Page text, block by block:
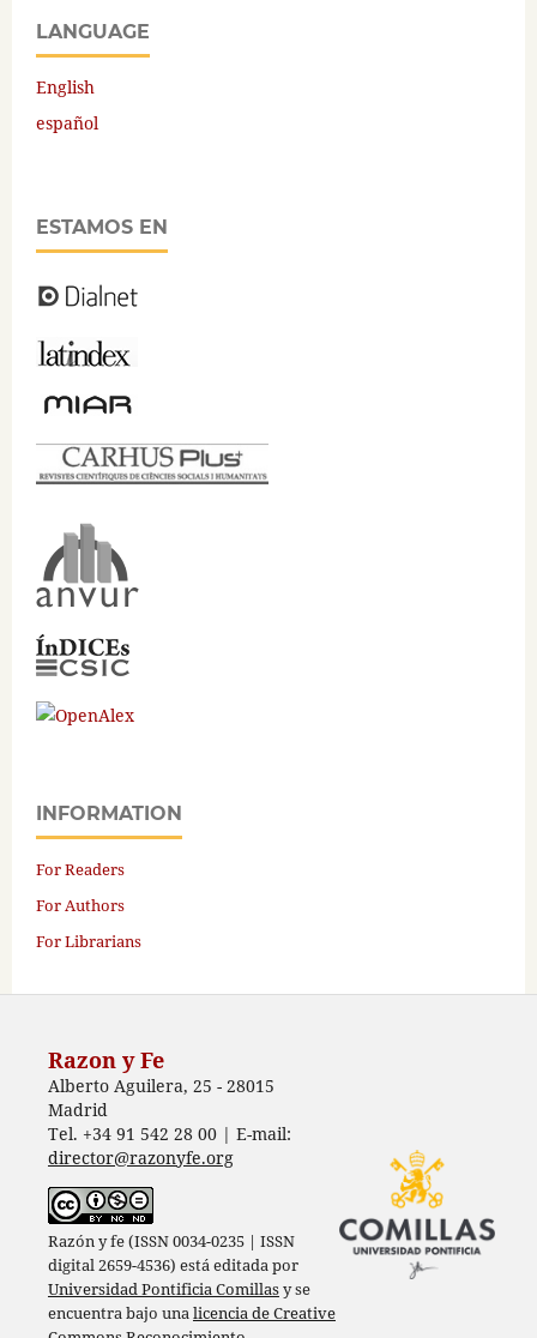
LANGUAGE
English
español
ESTAMOS EN
INFORMATION
For Readers
For Authors
For Librarians
Razon y Fe
Alberto Aguilera, 25 - 28015
Madrid
Tel. +34 91 542 28 00 | E-mail:
director@razonyfe.org
Razón y fe (ISSN 0034-0235 | ISSN
digital 2659-4536) está editada por
Universidad Pontificia Comillasy se
encuentra bajo unalicencia de Creative